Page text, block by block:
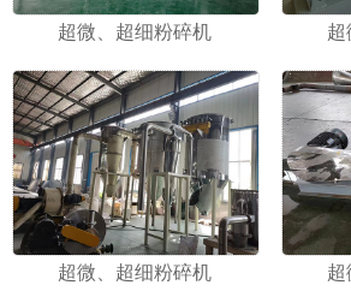
超微、超细粉碎机 超
超微、超细粉碎机 超